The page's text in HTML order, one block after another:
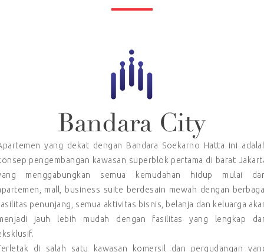
yang dekat dengan Bandara Soekarno Hatta ini
pengembangan kawasan superblok pertama di barat
menggabungkan semua kemudahan hidup mulai
mall, business suite berdesain mewah dengan
penunjang, semua aktivitas bisnis, belanja dan keluarga
jauh lebih mudah dengan fasilitas yang lengkap
di salah satu kawasan komersil dan pergudangan